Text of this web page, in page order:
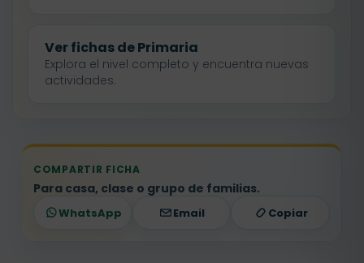
Ver fichas de Primaria
Explora el nivel completo y encuentra nuevas
actividades.
COMPARTIR FICHA
Para casa, clase o grupo de familias.
WhatsApp Email Copiar